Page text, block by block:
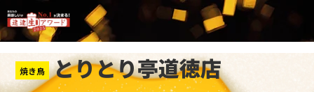
焼き鳥 とりとり亭道徳店